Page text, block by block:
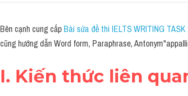
Bên cạnh cung cấp Bài sửa đề thi IELTS WRITING
cũng hướng dẫn Word form, Paraphrase,
I. Kiến thức liên